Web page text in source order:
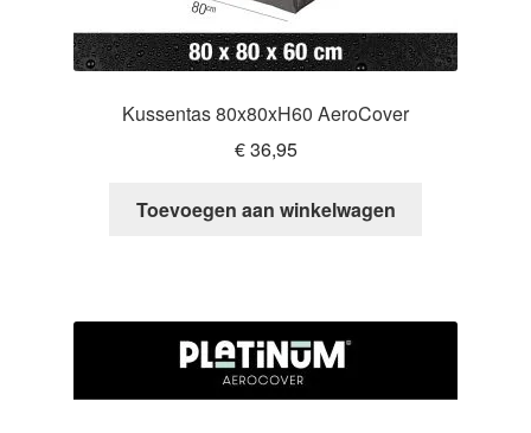
Kussentas 80x80xH60 AeroCover
€36,95
Toevoegen aan winkelwagen